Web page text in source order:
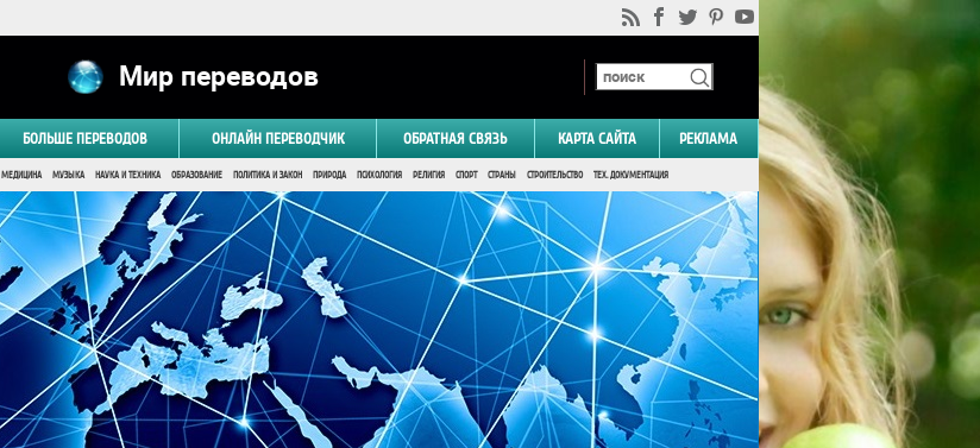
Мир переводов
БОЛЬШЕ ПЕРЕВОДОВ ОНЛАЙН ПЕРЕВОДЧИК ОБРАТНАЯ СВЯЗЬ КАРТА САЙТА РЕКЛАМА
МЕДИЦИНА МУЗЫКА НАУКА И ТЕХНИКА ОБРАЗОВАНИЕ ПОЛИТИКА И ЗАКОН ПРИРОДА ПСИХОЛОГИЯ РЕЛИГИЯ СПОРТ СТРАНЫ СТРОИТЕЛЬСТВО ТЕХ. ДОКУМЕНТАЦИЯ